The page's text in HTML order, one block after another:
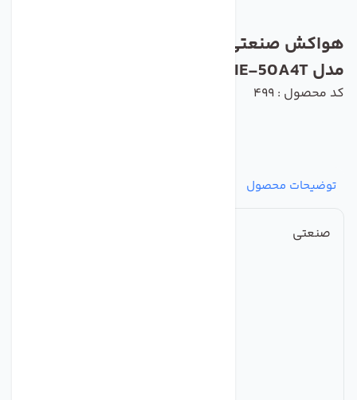
هواکش صنعتی پروانه پلاستیکی ایلکا دمنده
مدل VIE-50A4T
کد محصول : 499
توضیحات محصول
صنعتی